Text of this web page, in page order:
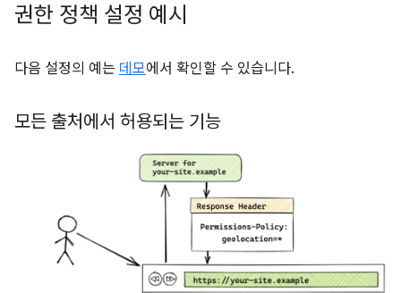
권한 정책 설정 예시
다음 설정의 예는 데모에서 확인할 수 있습니다.
모든 출처에서 허용되는 기능